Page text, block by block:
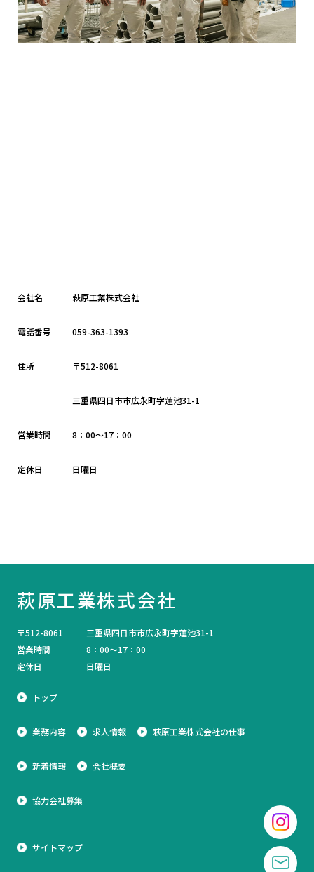
会社名 萩原工業株式会社
電話番号 059-363-1393
住所 〒512-8061
三重県四日市市広永町字蓮池31-1
営業時間 8：00～17：00
定休日 日曜日
萩原工業株式会社
〒512-8061
三重県四日市市広永町字蓮池31-1
営業時間
8：00～17：00
定休日
日曜日
トップ
業務内容 求人情報 萩原工業株式会社の仕事
新着情報 会社概要
協力会社募集
サイトマップ